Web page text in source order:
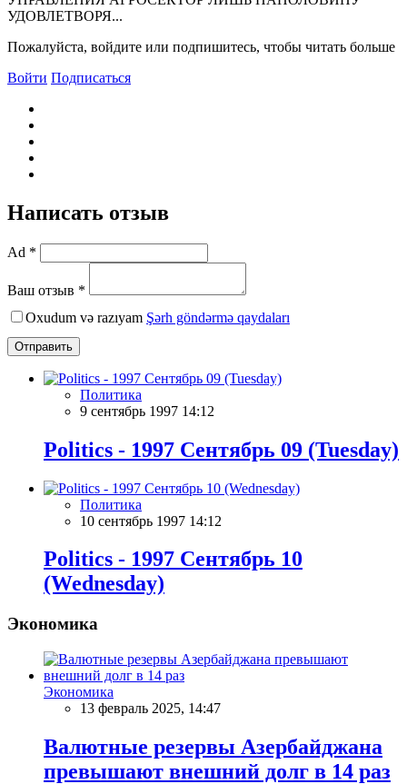
УДОВЛЕТВОРЯ...
Пожалуйста, войдите или подпишитесь, чтобы читать больше
Войти Подписаться
Написать отзыв
Ad *
Ваш отзыв *
Oxudum və razıyam Şərh göndərmə qaydaları
Отправить
Политика
9 сентябрь 1997 14:12
Politics - 1997 Сентябрь 09 (Tuesday)
Политика
10 сентябрь 1997 14:12
Politics - 1997 Сентябрь 10
(Wednesday)
Экономика
Экономика
13 февраль 2025, 14:47
Валютные резервы Азербайджана
превышают внешний долг в 14 раз